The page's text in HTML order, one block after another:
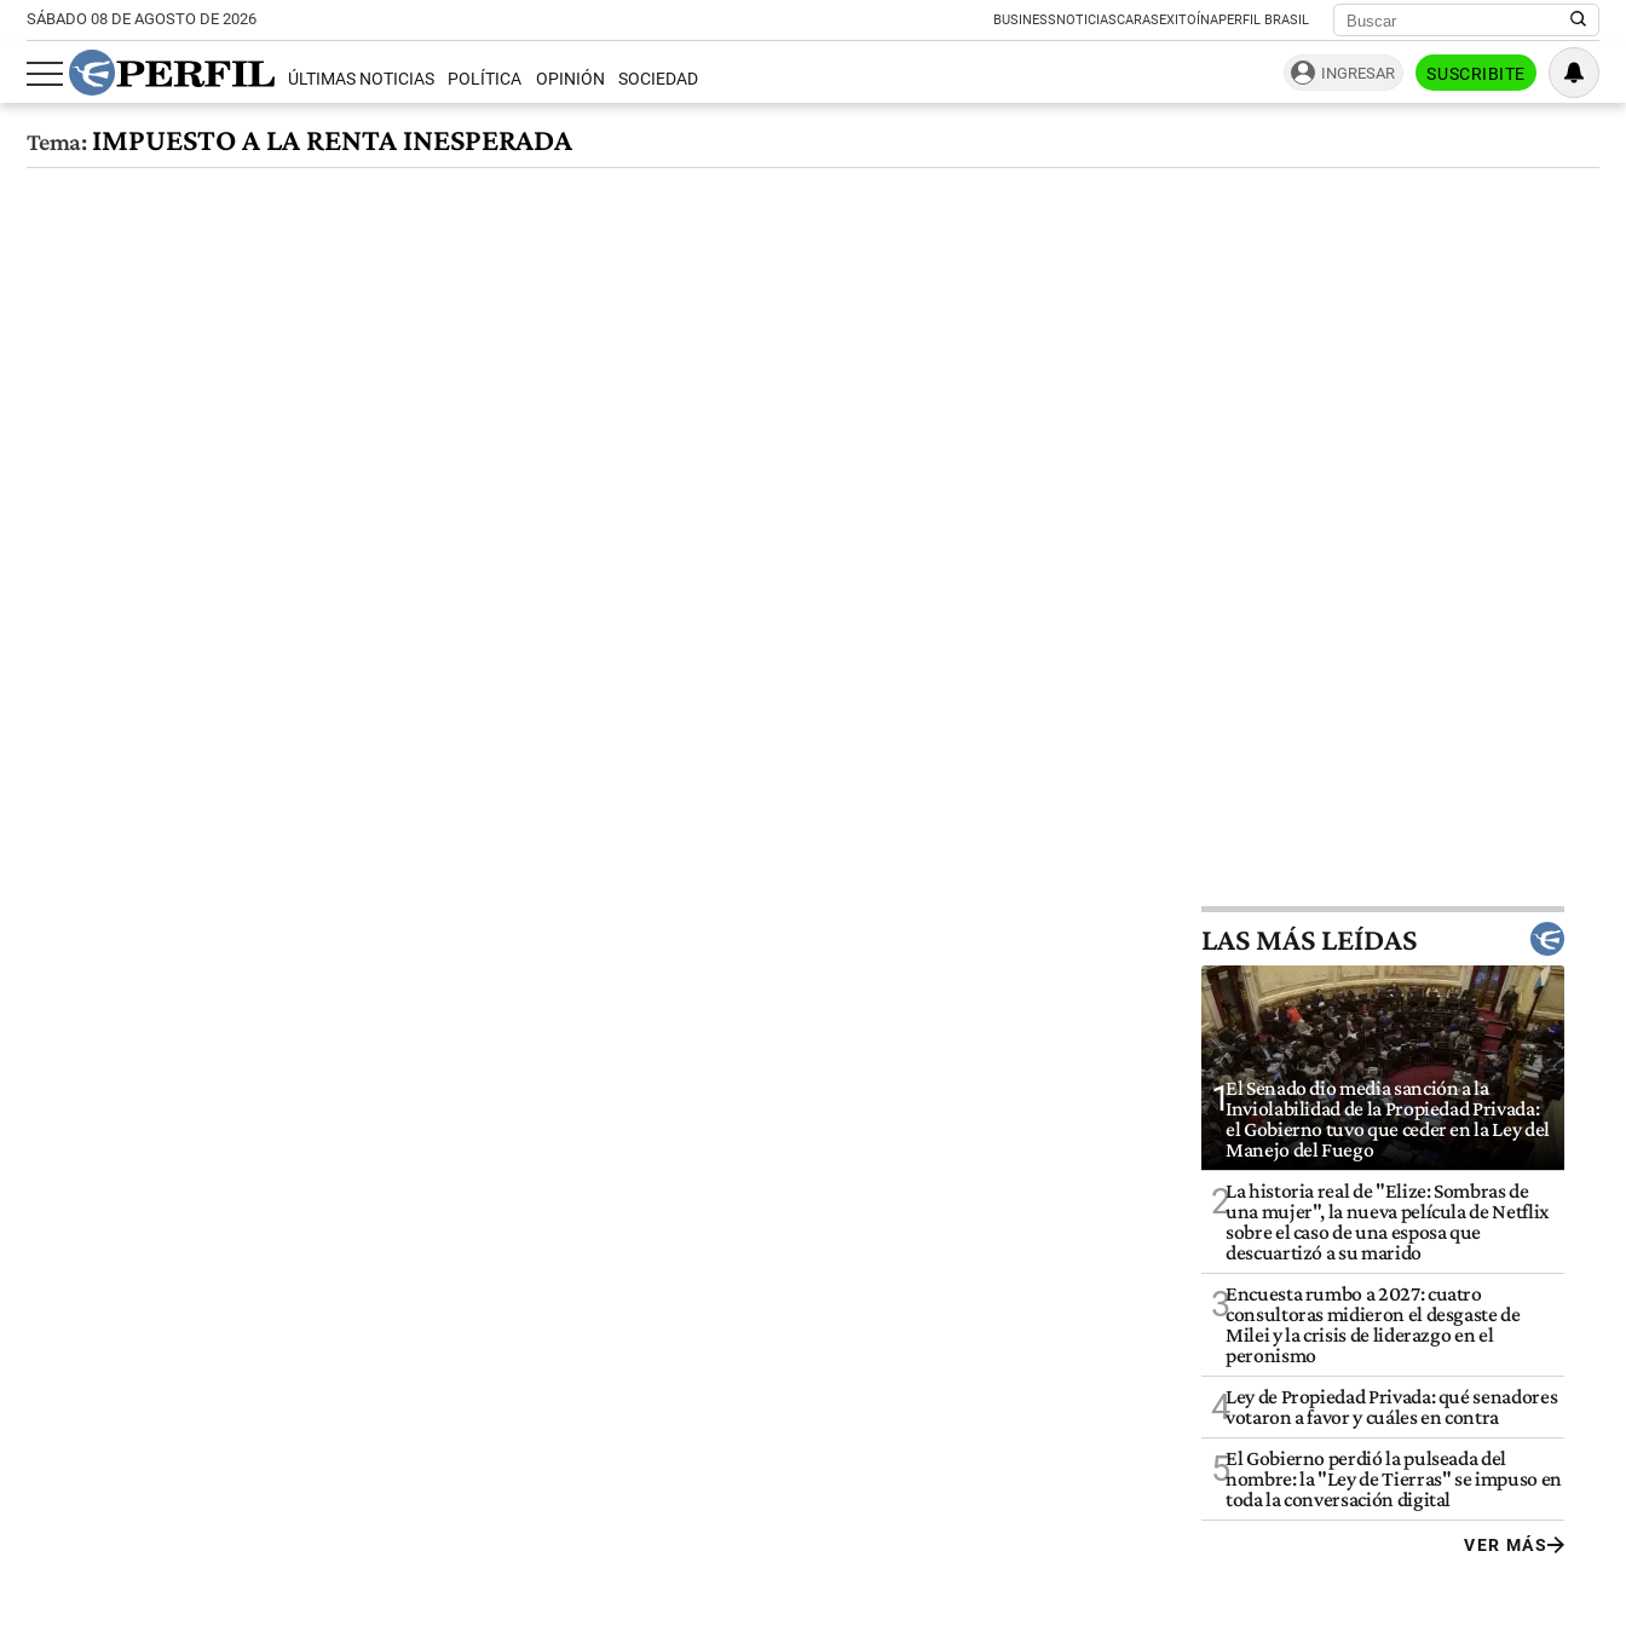
SÁBADO 08 DE AGOSTO DE 2026 BUSINESSNOTICIASCARASEXITOÍNAPERFIL BRASIL
ÚLTIMAS NOTICIAS POLÍTICA OPINIÓN SOCIEDAD INGRESAR SUSCRIBITE
Tema:IMPUESTO A LA RENTA INESPERADA
LAS MÁS LEÍDAS
1El Senado dio media sanción a la
Inviolabilidad de la Propiedad Privada:
el Gobierno tuvo que ceder en la Ley del
Manejo del Fuego
2La historia real de "Elize: Sombras de
una mujer", la nueva película de Netflix
sobre el caso de una esposa que
descuartizó a su marido
3Encuesta rumbo a 2027: cuatro
consultoras midieron el desgaste de
Milei y la crisis de liderazgo en el
peronismo
4Ley de Propiedad Privada: qué senadores
votaron a favor y cuáles en contra
5El Gobierno perdió la pulseada del
nombre: la "Ley de Tierras" se impuso en
toda la conversación digital
VER MÁS